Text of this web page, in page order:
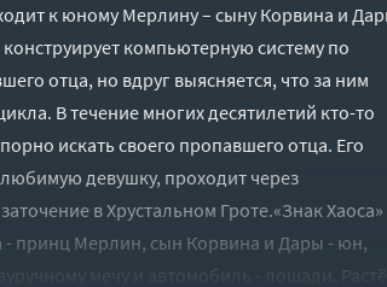
к юному Мерлину – сыну Корвина и
компьютерную систему по
отца, но вдруг выясняется, что за ним
В течение многих десятилетий кто-то
искать своего пропавшего отца. Его
любимую девушку, проходит через
в Хрустальном Гроте.«Знак Хаоса»
- принц Мерлин, сын Корвина и Дары - юн,
мечу и автомобиль - лошади.